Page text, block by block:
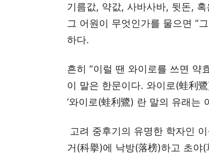
기름값, 약값, 사바사바, 뒷돈,
그 어원이 무엇인가를 물으면 “
하다.
흔히 “이럴 땐 와이로를 쓰면 약
이 말은 한문이다. 와이로(蛙利
‘와이로(蛙利鷺) 란 말의 유래는
고려 중후기의 유명한 학자인
거(科擧)에 낙방(落榜)하고 초야